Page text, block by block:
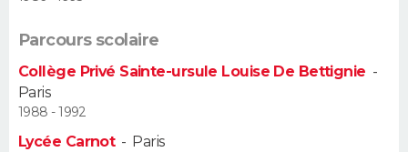
Alimentation
Guide de la santé
Maladies
Médicaments
Sommeil
VOYAGE
Destinations
City break
Voyage nature
Voyage de noces
Forum
Climat
+
PHOTO
Parcours scolaire
Collège Privé Sainte-ursule Louise De Bettignie -
Paris
1988 - 1992
Lycée Carnot- Paris